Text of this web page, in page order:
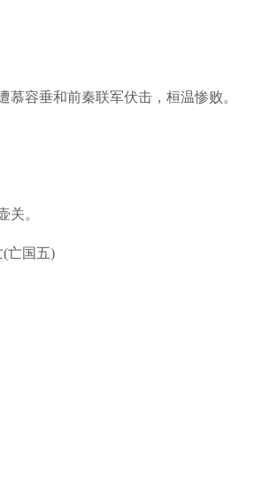
容垂和前秦联军伏击，桓温惨败。
关。
亡国五)